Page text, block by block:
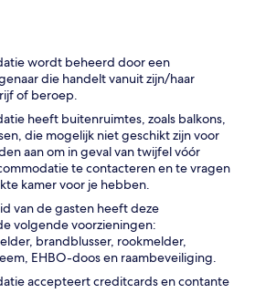
wordt beheerd door een
die handelt vanuit zijn/haar
of beroep.
heeft buitenruimtes, zoals balkons,
die mogelijk niet geschikt zijn voor
aan om in geval van twijfel vóór
te contacteren en te vragen
kamer voor je hebben.
van de gasten heeft deze
volgende voorzieningen:
brandblusser, rookmelder,
EHBO-doos en raambeveiliging.
accepteert creditcards en contante